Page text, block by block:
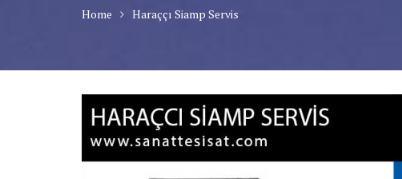
Home Haraççı Siamp Servis